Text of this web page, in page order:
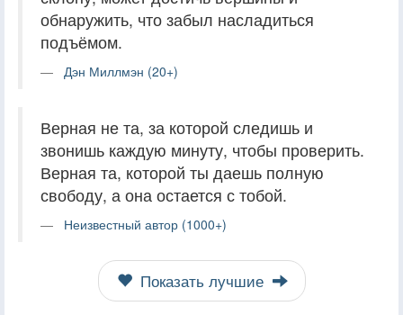
обнаружить, что забыл насладиться
подъёмом.
Дэн Миллмэн (20+)
Верная не та, за которой следишь и
звонишь каждую минуту, чтобы проверить.
Верная та, которой ты даешь полную
свободу, а она остается с тобой.
Неизвестный автор (1000+)
Показать лучшие